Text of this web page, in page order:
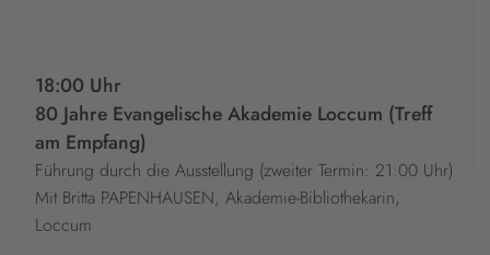
18:00 Uhr
80 Jahre Evangelische Akademie Loccum (Treff
am Empfang)
Führung durch die Ausstellung (zweiter Termin: 21:00 Uhr)
Mit Britta PAPENHAUSEN, Akademie-Bibliothekarin,
Loccum